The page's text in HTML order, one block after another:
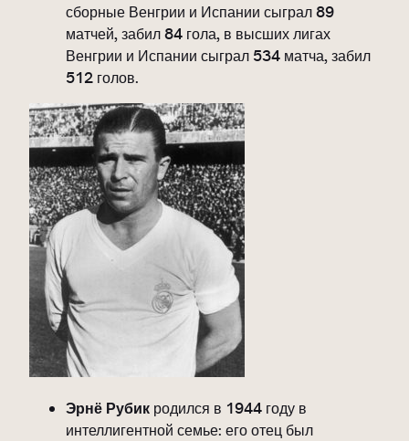
сборные Венгрии и Испании сыграл 89
матчей, забил 84 гола, в высших лигах
Венгрии и Испании сыграл 534 матча, забил
512 голов.
Эрнё Рубик родился в 1944 году в
интеллигентной семье: его отец был